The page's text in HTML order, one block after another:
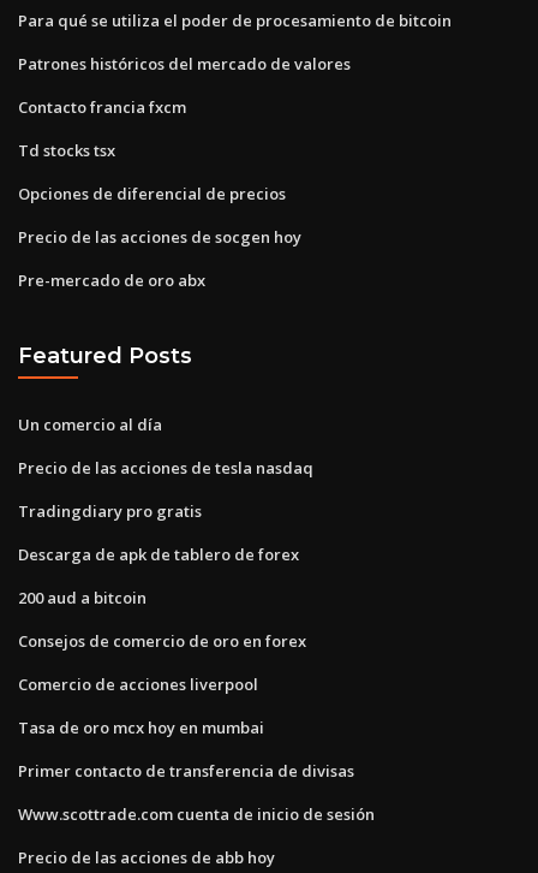
Para qué se utiliza el poder de procesamiento de bitcoin
Patrones históricos del mercado de valores
Contacto francia fxcm
Td stocks tsx
Opciones de diferencial de precios
Precio de las acciones de socgen hoy
Pre-mercado de oro abx
Featured Posts
Un comercio al día
Precio de las acciones de tesla nasdaq
Tradingdiary pro gratis
Descarga de apk de tablero de forex
200 aud a bitcoin
Consejos de comercio de oro en forex
Comercio de acciones liverpool
Tasa de oro mcx hoy en mumbai
Primer contacto de transferencia de divisas
Www.scottrade.com cuenta de inicio de sesión
Precio de las acciones de abb hoy